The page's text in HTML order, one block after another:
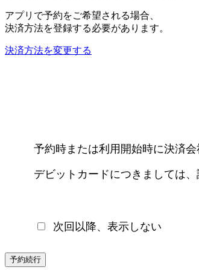
アプリで予約をご希望される場合、
決済方法を登録する必要があります。
決済方法を変更する
予約時または利用開始時に決済会
デビットカードにつきましては
次回以降、表示しない
予約続行